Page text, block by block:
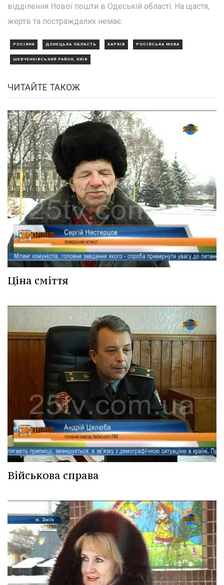
відділення Нової пошти в Одеській області. На щастя,
жертв та постраждалих немає.
РОСІЯНИ ДОНЕЦЬКА ОБЛАСТЬ ХАРКІВ РОСІЙСЬКА МОВА
ШЕВЧЕНКІВСЬКИЙ РАЙОН, КИЇВ
ЧИТАЙТЕ ТАКОЖ
Ціна сміття
Військова справа